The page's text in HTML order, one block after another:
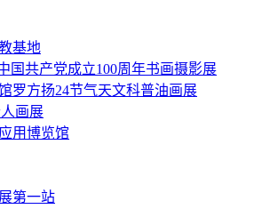
基地
国共产党成立100周年书画摄影展
罗方扬24节气天文科普油画展
画展
用博览馆
第一站